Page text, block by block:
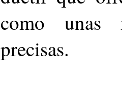
como unas
precisas.